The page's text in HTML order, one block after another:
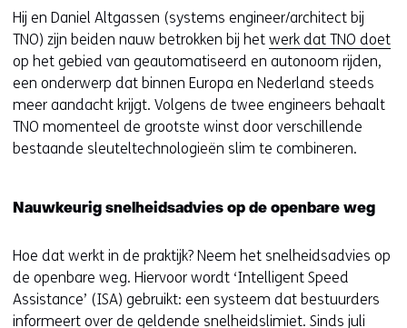
Hij en Daniel Altgassen (systems engineer/architect bij
TNO) zijn beiden nauw betrokken bij het werk dat TNO doet
op het gebied van geautomatiseerd en autonoom rijden,
een onderwerp dat binnen Europa en Nederland steeds
meer aandacht krijgt. Volgens de twee engineers behaalt
TNO momenteel de grootste winst door verschillende
bestaande sleuteltechnologieën slim te combineren.
Nauwkeurig snelheidsadvies op de openbare weg
Hoe dat werkt in de praktijk? Neem het snelheidsadvies op
de openbare weg. Hiervoor wordt ‘Intelligent Speed
Assistance’ (ISA) gebruikt: een systeem dat bestuurders
informeert over de geldende snelheidslimiet. Sinds juli